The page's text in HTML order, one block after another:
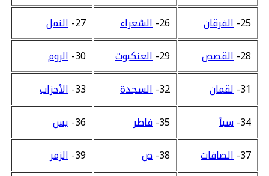
25- الفرقان 26- الشعراء 27- النمل
28- القصص 29- العنكبوت 30- الروم
31- لقمان 32- السجدة 33- الأحزاب
34- سبأ 35- فاطر 36- يس
37- الصافات 38- ص 39- الزمر